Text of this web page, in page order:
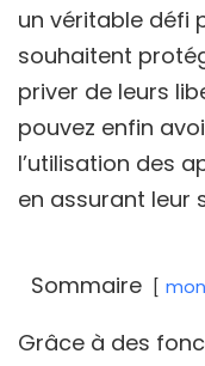
un véritable défi
souhaitent
priver de leurs
pouvez enfin
l’utilisation des
en assurant leur
Sommaire
Grâce à des